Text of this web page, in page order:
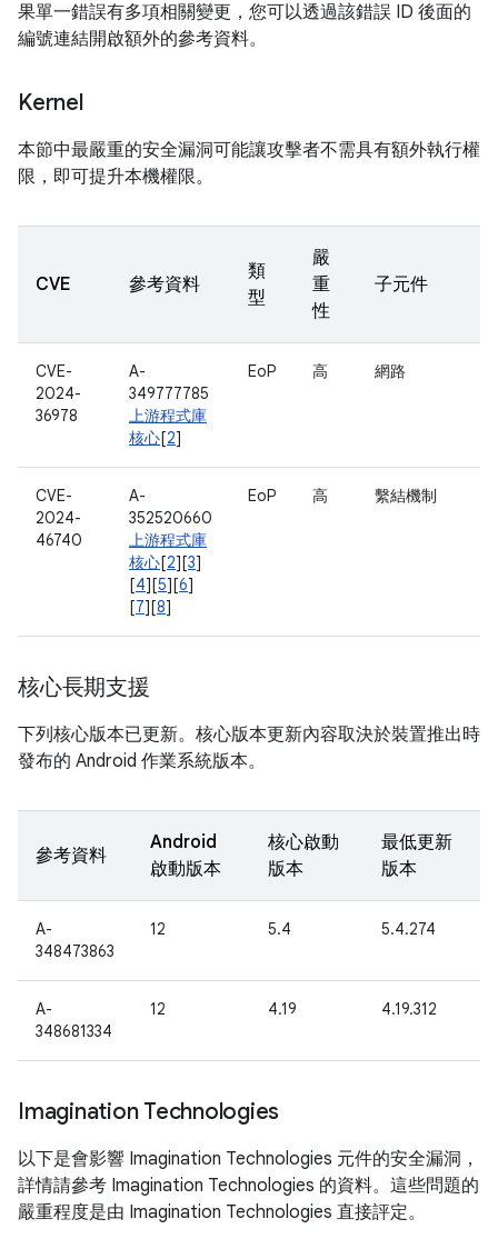
果單一錯誤有多項相關變更，您可以透過該錯誤 ID 後面的
編號連結開啟額外的參考資料。
Kernel
本節中最嚴重的安全漏洞可能讓攻擊者不需具有額外執行權
限，即可提升本機權限。
CVE 參考資料
類
型
嚴
重
性
子元件
CVE-
2024-
36978
A-
349777785
上游程式庫
核心[2]
EoP 高 網路
CVE-
2024-
46740
A-
352520660
上游程式庫
核心[2][3]
[4][5][6]
[7][8]
EoP 高 繫結機制
核心長期支援
下列核心版本已更新。核心版本更新內容取決於裝置推出時
發布的 Android 作業系統版本。
參考資料
Android
啟動版本
核心啟動
版本
最低更新
版本
A-
348473863
12 5.4 5.4.274
A-
348681334
12 4.19 4.19.312
Imagination Technologies
以下是會影響 Imagination Technologies 元件的安全漏洞，
詳情請參考 Imagination Technologies 的資料。這些問題的
嚴重程度是由 Imagination Technologies 直接評定。